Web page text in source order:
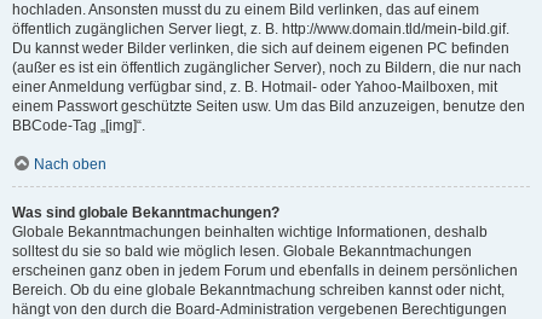
hochladen. Ansonsten musst du zu einem Bild verlinken, das auf einem
öffentlich zugänglichen Server liegt, z. B. http://www.domain.tld/mein-bild.gif.
Du kannst weder Bilder verlinken, die sich auf deinem eigenen PC befinden
(außer es ist ein öffentlich zugänglicher Server), noch zu Bildern, die nur nach
einer Anmeldung verfügbar sind, z. B. Hotmail- oder Yahoo-Mailboxen, mit
einem Passwort geschützte Seiten usw. Um das Bild anzuzeigen, benutze den
BBCode-Tag „[img]“.
Nach oben
Was sind globale Bekanntmachungen?
Globale Bekanntmachungen beinhalten wichtige Informationen, deshalb
solltest du sie so bald wie möglich lesen. Globale Bekanntmachungen
erscheinen ganz oben in jedem Forum und ebenfalls in deinem persönlichen
Bereich. Ob du eine globale Bekanntmachung schreiben kannst oder nicht,
hängt von den durch die Board-Administration vergebenen Berechtigungen